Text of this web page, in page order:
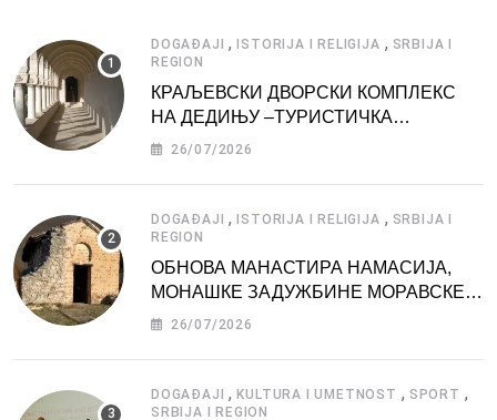
DOGAĐAJI , ISTORIJA I RELIGIJA , SRBIJA I
REGION
КРАЉЕВСКИ ДВОРСКИ КОМПЛЕКС
НА ДЕДИЊУ –ТУРИСТИЧКА
АТРАКЦИЈА
26/07/2026
DOGAĐAJI , ISTORIJA I RELIGIJA , SRBIJA I
REGION
ОБНОВА МАНАСТИРА НАМАСИЈА,
МОНАШКЕ ЗАДУЖБИНЕ МОРАВСКЕ
СРБИЈЕ
26/07/2026
DOGAĐAJI ,KULTURA I UMETNOST , SPORT ,
SRBIJA I REGION